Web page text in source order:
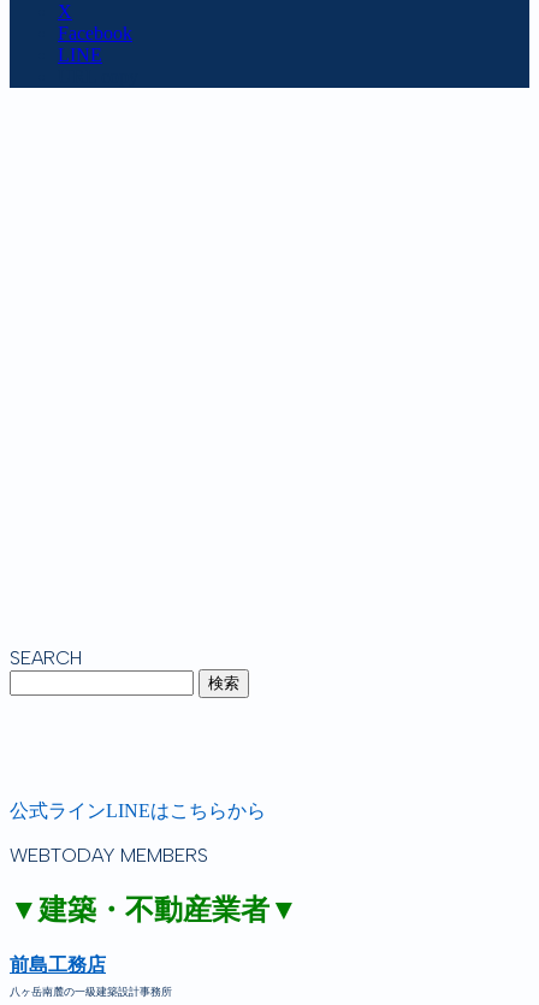
X
Facebook
LINE
SEARCH
公式ラインLINEはこちらから
WEBTODAY MEMBERS
▼建築・不動産業者▼
前島工務店
八ヶ岳南麓の一級建築設計事務所